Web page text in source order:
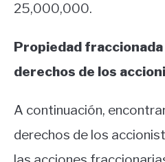
25,000,000.
Propiedad fraccionada
derechos de los
A continuación,
derechos de los